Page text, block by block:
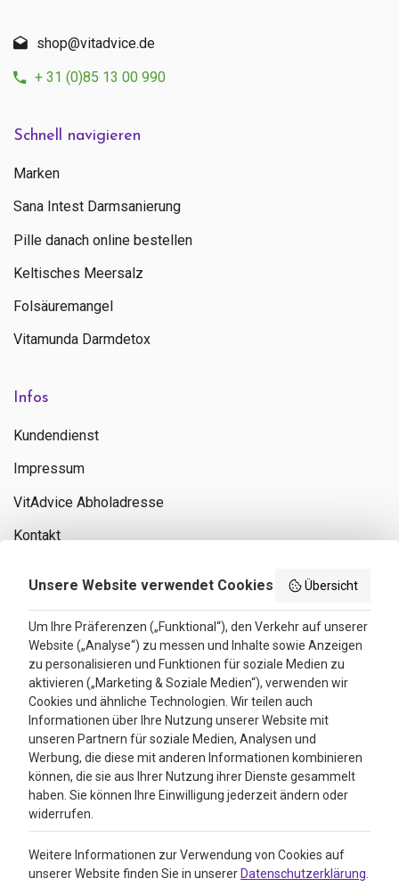
Schnell navigieren
Marken
Sana Intest Darmsanierung
Pille danach online bestellen
Keltisches Meersalz
Folsäuremangel
Vitamunda Darmdetox
Infos
Kundendienst
Impressum
VitAdvice Abholadresse
Kontakt
Bewertungen
4.3
Google Reviews
shop@vitadvice.de
+ 31 (0)85 13 00 990
Unsere Website verwendet Cookies Übersicht
Um Ihre Präferenzen („Funktional“), den Verkehr auf unserer
Website („Analyse“) zu messen und Inhalte sowie Anzeigen
zu personalisieren und Funktionen für soziale Medien zu
aktivieren („Marketing & Soziale Medien“), verwenden wir
Cookies und ähnliche Technologien. Wir teilen auch
Informationen über Ihre Nutzung unserer Website mit
unseren Partnern für soziale Medien, Analysen und
Werbung, die diese mit anderen Informationen kombinieren
können, die sie aus Ihrer Nutzung ihrer Dienste gesammelt
haben. Sie können Ihre Einwilligung jederzeit ändern oder
widerrufen.
Weitere Informationen zur Verwendung von Cookies auf
unserer Website finden Sie in unserer Datenschutzerklärung